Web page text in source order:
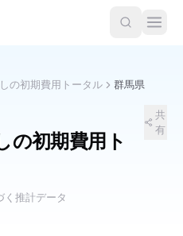
の初期費用トータル 群馬県
の初期費用ト
く推計データ
共
有